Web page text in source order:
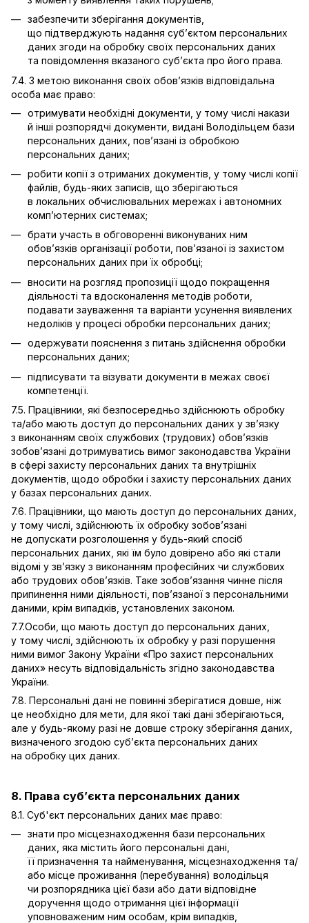
забезпечити зберігання документів,
що підтверджують надання суб’єктом персональних
даних згоди на обробку своїх персональних даних
та повідомлення вказаного суб’єкта про його права.
7.4. З метою виконання своїх обов’язків відповідальна
особа має право:
отримувати необхідні документи, у тому числі накази
й інші розпорядчі документи, видані Володільцем бази
персональних даних, пов’язані із обробкою
персональних даних;
робити копії з отриманих документів, у тому числі копії
файлів, будь-яких записів, що зберігаються
в локальних обчислювальних мережах і автономних
комп’ютерних системах;
брати участь в обговоренні виконуваних ним
обов’язків організації роботи, пов’язаної із захистом
персональних даних при їх обробці;
вносити на розгляд пропозиції щодо покращення
діяльності та вдосконалення методів роботи,
подавати зауваження та варіанти усунення виявлених
недоліків у процесі обробки персональних даних;
одержувати пояснення з питань здійснення обробки
персональних даних;
підписувати та візувати документи в межах своєї
компетенції.
7.5. Працівники, які безпосередньо здійснюють обробку
та/або мають доступ до персональних даних у зв’язку
з виконанням своїх службових (трудових) обов’язків
зобов’язані дотримуватись вимог законодавства України
в сфері захисту персональних даних та внутрішніх
документів, щодо обробки і захисту персональних даних
у базах персональних даних.
7.6. Працівники, що мають доступ до персональних даних,
у тому числі, здійснюють їх обробку зобов’язані
не допускати розголошення у будь-який спосіб
персональних даних, які їм було довірено або які стали
відомі у зв’язку з виконанням професійних чи службових
або трудових обов’язків. Таке зобов’язання чинне після
припинення ними діяльності, пов’язаної з персональними
даними, крім випадків, установлених законом.
7.7.Особи, що мають доступ до персональних даних,
у тому числі, здійснюють їх обробку у разі порушення
ними вимог Закону України «Про захист персональних
даних» несуть відповідальність згідно законодавства
України.
7.8. Персональні дані не повинні зберігатися довше, ніж
це необхідно для мети, для якої такі дані зберігаються,
але у будь-якому разі не довше строку зберігання даних,
визначеного згодою суб’єкта персональних даних
на обробку цих даних.
8. Права суб’єкта персональних даних
8.1. Суб'єкт персональних даних має право:
знати про місцезнаходження бази персональних
даних, яка містить його персональні дані,
її призначення та найменування, місцезнаходження та/
або місце проживання (перебування) володільця
чи розпорядника цієї бази або дати відповідне
доручення щодо отримання цієї інформації
уповноваженим ним особам, крім випадків,